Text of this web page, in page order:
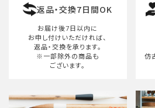
返品・交換7日間OK
お届け後7日以内に
お申し付けいただければ、
返品・交換を承ります。
※一部除外の商品も
ございます。
仿